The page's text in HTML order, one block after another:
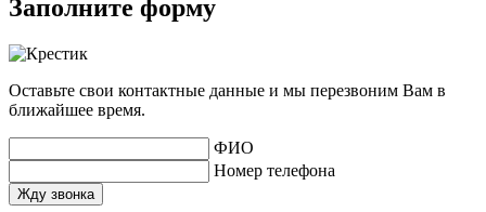
Заполните форму
Оставьте свои контактные данные и мы перезвоним Вам в
ближайшее время.
ФИО
Номер телефона